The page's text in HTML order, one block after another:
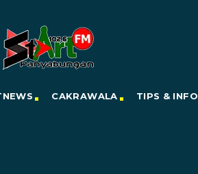
CAKRAWALA TIPS & INFO